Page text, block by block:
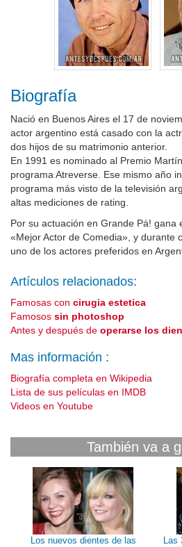
Biografía
Nació en Buenos Aires el 17 de
actor argentino está casado con la
dos hijos de su matrimonio anterior.
En 1991 es nominado al Premio
programa Atreverse. Ese mismo año
programa más visto de la televisión
altas mediciones de rating.
Por su actuación en Grande Pá! gana
«Mejor Actor de Comedia», y durante
uno de los actores preferidos en
Artículos relacionados:
Famosas con cirugia estetica
Famosos sin photoshop
Antes y después de operarse los
Mas información :
Biografía completa en Wikipedia
Lista de sus películas en IMDB
Videos en Youtube
También va a
Los nuevos dientes de las
Las